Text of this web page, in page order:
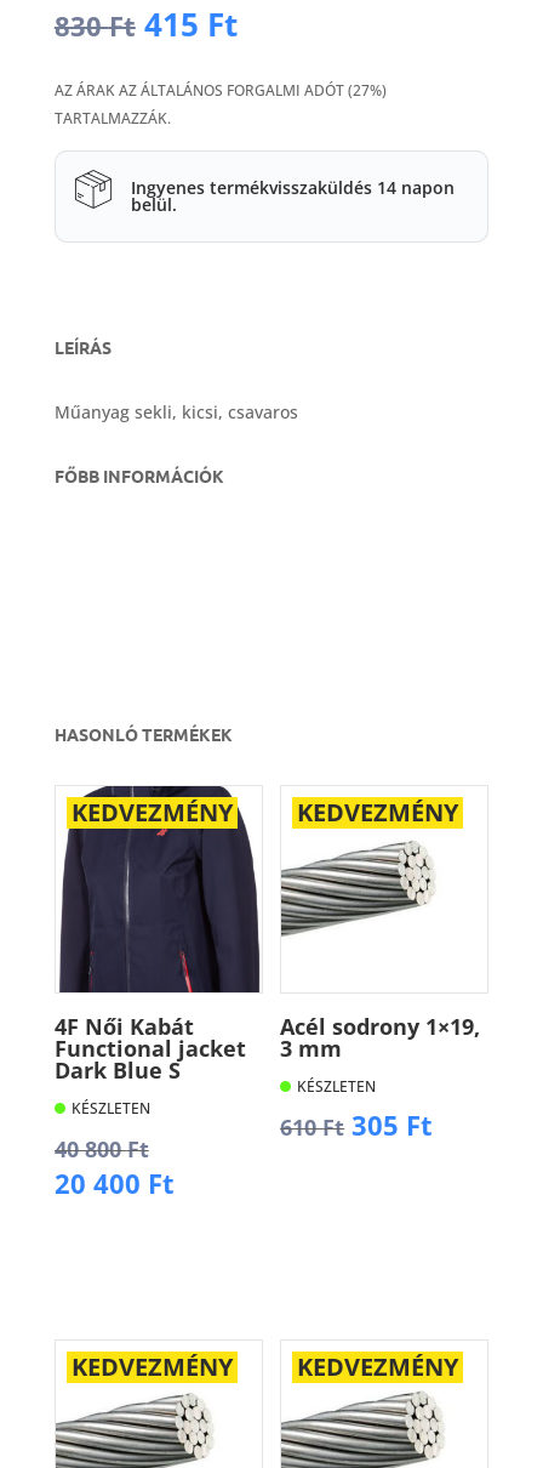
830Ft Original
price
was:
830 Ft.
415 FtCurrent
price
is:
415 Ft.
AZ ÁRAK AZ ÁLTALÁNOS FORGALMI ADÓT (27%)
TARTALMAZZÁK.
Ingyenes termékvisszaküldés 14 napon
belül.
LEÍRÁS
Műanyag sekli, kicsi, csavaros
FŐBB INFORMÁCIÓK
HASONLÓ TERMÉKEK
KEDVEZMÉNY
4F Női Kabát
Functional jacket
Dark Blue S
KÉSZLETEN
40 800FtOriginal
price
20 400 FtCurrent
KEDVEZMÉNY
Acél sodrony 1×19,
3 mm
KÉSZLETEN
610Ft Original
305 Ft
KEDVEZMÉNY KEDVEZMÉNY